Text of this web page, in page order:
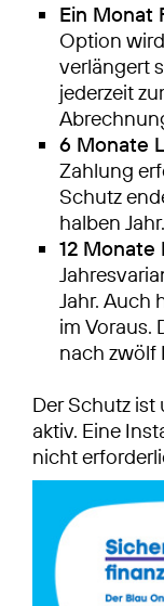
Ein Monat
Option
verlängert
jederzeit
6 Monate
Zahlung
Schutz
halben Jahr.
12 Monate
Jahr. Auch
im Voraus.
nach zwölf
Der Schutz
aktiv. Eine
nicht